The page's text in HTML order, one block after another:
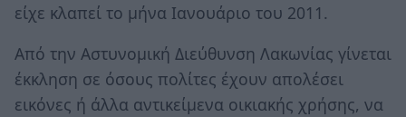
είχε κλαπεί το μήνα Ιανουάριο του 2011.
Από την Αστυνομική Διεύθυνση Λακωνίας γίνεται
έκκληση σε όσους πολίτες έχουν απολέσει
εικόνες ή άλλα αντικείμενα οικιακής χρήσης, να